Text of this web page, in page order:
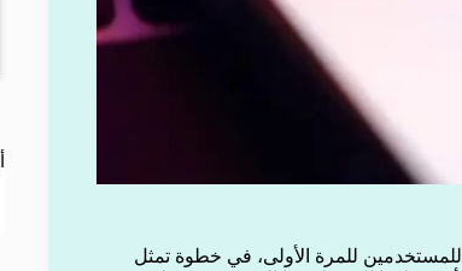
أعلنت Anthropic إتاحة نموذجها المتقدم Claude Fable 5 للمستخدمين للمرة الأولى، في خطوة تمثل